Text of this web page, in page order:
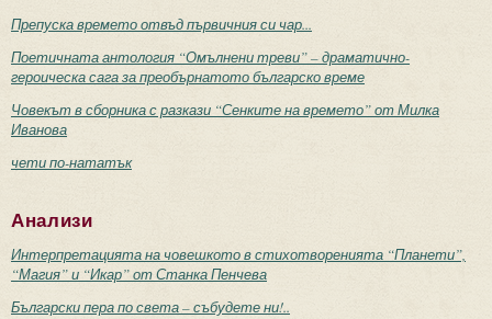
Препуска времето отвъд първичния си чар...
Поетичната антология “Омълнени треви” – драматично-
героическа сага за преобърнатото българско време
Човекът в сборника с разкази “Сенките на времето” от Милка
Иванова
чети по-нататък
Анализи
Интерпретацията на човешкото в стихотворенията “Планети”,
“Магия” и “Икар” от Станка Пенчева
Български пера по света – събудете ни!..